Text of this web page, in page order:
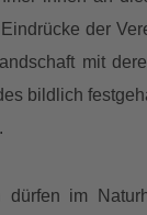
der
mit
bildlich
im